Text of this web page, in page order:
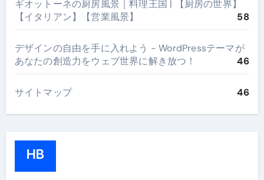
ギオットーネの厨房風景｜料理王国 | 【厨房の世界】
【イタリアン】【営業風景】
58
デザインの自由を手に入れよう - WordPressテーマが
あなたの創造力をウェブ世界に解き放つ！
46
サイトマップ 46
HB